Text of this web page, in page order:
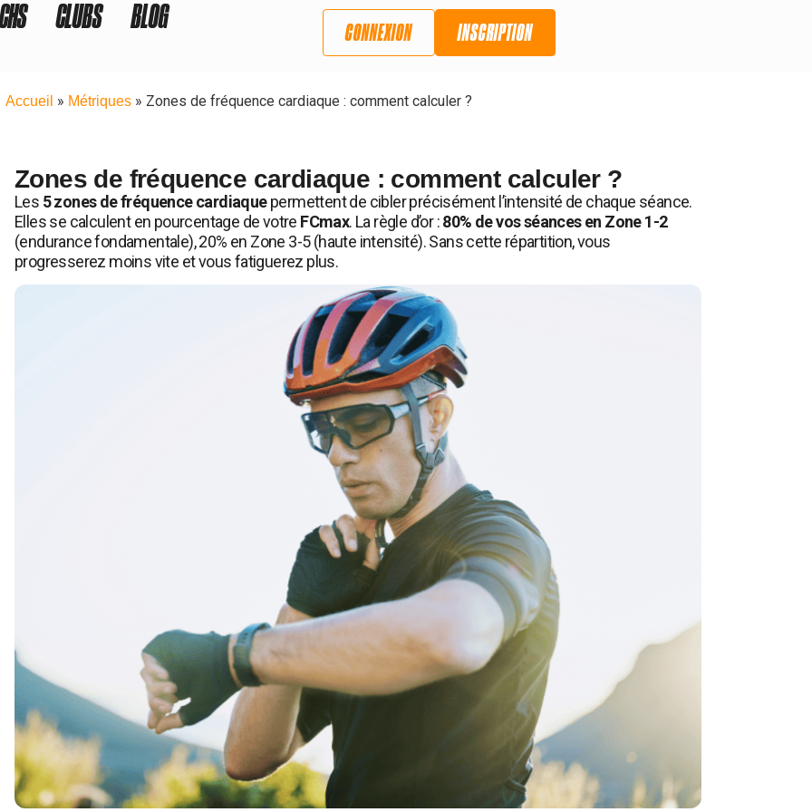
CLUBS BLOG CONNEXION INSCRIPTION
Accueil » Métriques » Zones de fréquence cardiaque : comment calculer ?
Zones de fréquence cardiaque : comment calculer ?
Les 5 zones de fréquence cardiaquepermettent de cibler précisément l’intensité de chaque séance.
Elles se calculent en pourcentage de votre FCmax. La règle d’or :80% de vos séances en Zone 1-2
(endurance fondamentale), 20% en Zone 3-5 (haute intensité). Sans cette répartition, vous
progresserez moins vite et vous fatiguerez plus.